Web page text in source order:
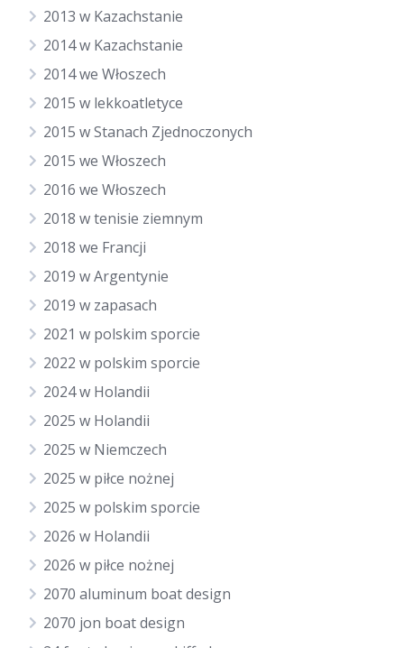
2013 w Kazachstanie
2014 w Kazachstanie
2014 we Włoszech
2015 w lekkoatletyce
2015 w Stanach Zjednoczonych
2015 we Włoszech
2016 we Włoszech
2018 w tenisie ziemnym
2018 we Francji
2019 w Argentynie
2019 w zapasach
2021 w polskim sporcie
2022 w polskim sporcie
2024 w Holandii
2025 w Holandii
2025 w Niemczech
2025 w piłce nożnej
2025 w polskim sporcie
2026 w Holandii
2026 w piłce nożnej
2070 aluminum boat design
2070 jon boat design